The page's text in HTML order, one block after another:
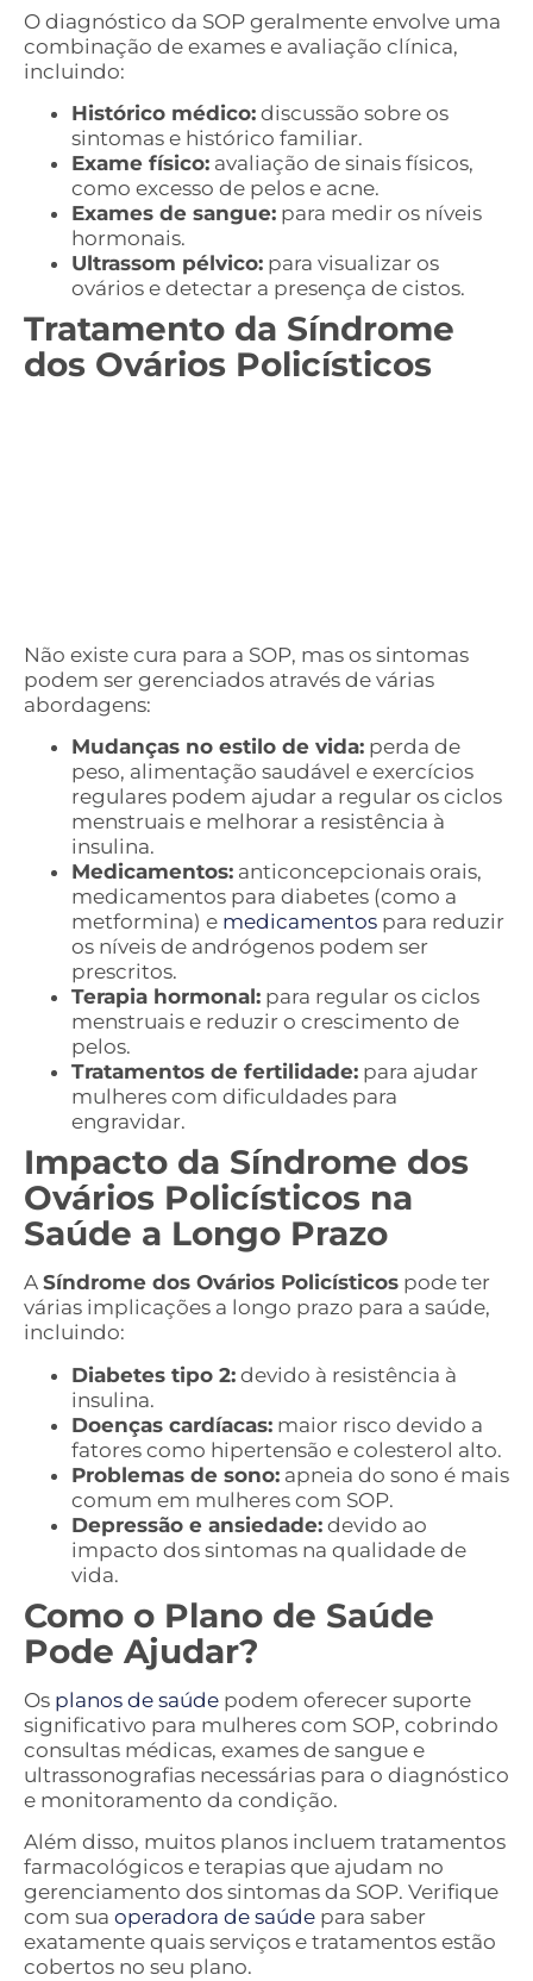
O diagnóstico da SOP geralmente envolve uma
combinação de exames e avaliação clínica,
incluindo:
Histórico médico: discussão sobre os
sintomas e histórico familiar.
Exame físico: avaliação de sinais físicos,
como excesso de pelos e acne.
Exames de sangue: para medir os níveis
hormonais.
Ultrassom pélvico: para visualizar os
ovários e detectar a presença de cistos.
Tratamento da Síndrome
dos Ovários Policísticos
Não existe cura para a SOP, mas os sintomas
podem ser gerenciados através de várias
abordagens:
Mudanças no estilo de vida: perda de
peso, alimentação saudável e exercícios
regulares podem ajudar a regular os ciclos
menstruais e melhorar a resistência à
insulina.
Medicamentos: anticoncepcionais orais,
medicamentos para diabetes (como a
metformina) e medicamentos para reduzir
os níveis de andrógenos podem ser
prescritos.
Terapia hormonal: para regular os ciclos
menstruais e reduzir o crescimento de
pelos.
Tratamentos de fertilidade: para ajudar
mulheres com dificuldades para
engravidar.
Impacto da Síndrome dos
Ovários Policísticos na
Saúde a Longo Prazo
A Síndrome dos Ovários Policísticos pode ter
várias implicações a longo prazo para a saúde,
incluindo:
Diabetes tipo 2: devido à resistência à
insulina.
Doenças cardíacas: maior risco devido a
fatores como hipertensão e colesterol alto.
Problemas de sono: apneia do sono é mais
comum em mulheres com SOP.
Depressão e ansiedade: devido ao
impacto dos sintomas na qualidade de
vida.
Como o Plano de Saúde
Pode Ajudar?
Os planos de saúde podem oferecer suporte
significativo para mulheres com SOP, cobrindo
consultas médicas, exames de sangue e
ultrassonografias necessárias para o diagnóstico
e monitoramento da condição.
Além disso, muitos planos incluem tratamentos
farmacológicos e terapias que ajudam no
gerenciamento dos sintomas da SOP. Verifique
com sua operadora de saúde para saber
exatamente quais serviços e tratamentos estão
cobertos no seu plano.